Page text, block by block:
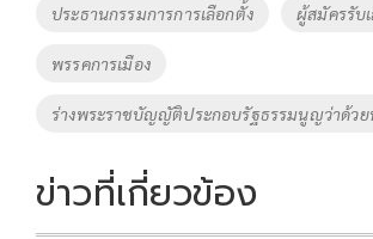
k k
ประธานกรรมการการเลือกตั้ง ผู้สมัครรับ
พรรคการเมือง
ร่างพระราชบัญญัติ​ประกอบ​รัฐธรรมนูญ​ว่าด้วย
ข่าวที่เกี่ยวข้อง